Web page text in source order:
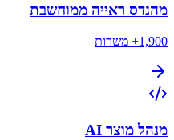
מהנדס ראייה ממוחשבת
1,900+ משרות
מנהל מוצר AI